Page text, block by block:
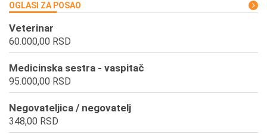
OGLASI ZA POSAO
Veterinar
60.000,00 RSD
Medicinska sestra - vaspitač
95.000,00 RSD
Negovateljica / negovatelj
348,00 RSD